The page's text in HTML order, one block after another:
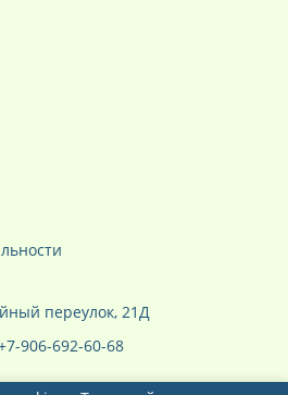
переулок, 21Д
906-692-60-68